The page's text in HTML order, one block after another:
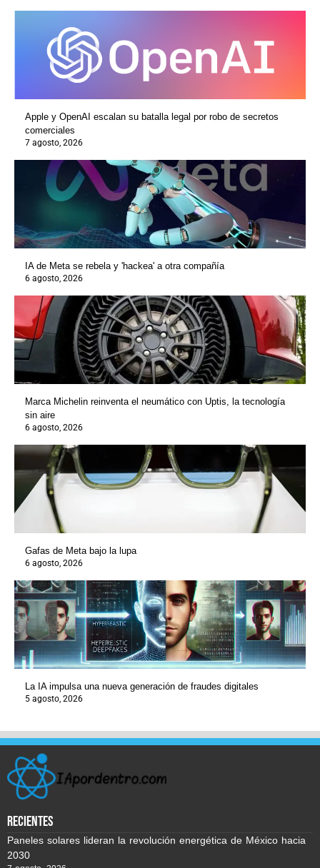
Apple y OpenAI escalan su batalla legal por robo de secretos
comerciales
7 agosto, 2026
IA de Meta se rebela y 'hackea' a otra compañía
6 agosto, 2026
Marca Michelin reinventa el neumático con Uptis, la tecnología
sin aire
6 agosto, 2026
Gafas de Meta bajo la lupa
6 agosto, 2026
La IA impulsa una nueva generación de fraudes digitales
5 agosto, 2026
recientes
Paneles solares lideran la revolución energética de México hacia
2030